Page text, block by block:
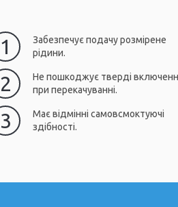
1
Забезпечує подачу розмірене
рідини.
2
Не пошкоджує тверді
при перекачуванні.
3
Має відмінні самовсмоктуючі
здібності.